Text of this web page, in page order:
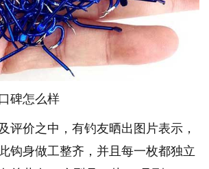
碑怎么样
评价之中，有钓友晒出图片表示，
钩身做工整齐，并且每一枚都独立